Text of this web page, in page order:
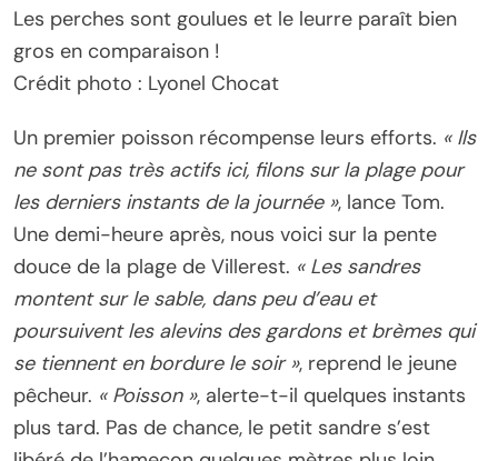
Les perches sont goulues et le leurre paraît bien
gros en comparaison !
Crédit photo : Lyonel Chocat
Un premier poisson récompense leurs efforts. « Ils
ne sont pas très actifs ici, filons sur la plage pour
les derniers instants de la journée », lance Tom.
Une demi-heure après, nous voici sur la pente
douce de la plage de Villerest. « Les sandres
montent sur le sable, dans peu d’eau et
poursuivent les alevins des gardons et brèmes qui
se tiennent en bordure le soir », reprend le jeune
pêcheur. « Poisson », alerte-t-il quelques instants
plus tard. Pas de chance, le petit sandre s’est